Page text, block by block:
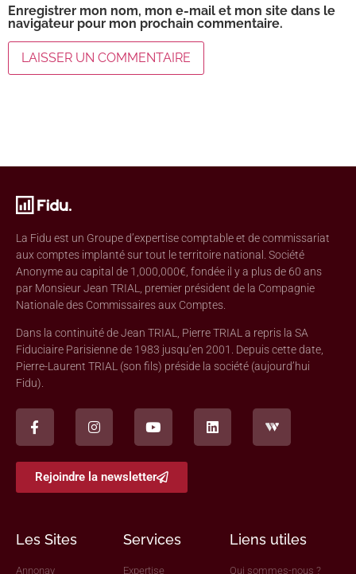
Enregistrer mon nom, mon e-mail et mon site dans le
navigateur pour mon prochain commentaire.
La Fidu est un Groupe d’expertise comptable et de commissariat
aux comptes implanté sur tout le territoire national. Société
Anonyme au capital de 1,000,000€, fondée il y a plus de 60 ans
par Monsieur Jean TRIAL, premier président de la Compagnie
Nationale des Commissaires aux Comptes.
Dans la continuité de Jean TRIAL, Pierre TRIAL a repris la SA
Fiduciaire Parisienne de 1983 jusqu’en 2001. Depuis cette date,
Pierre-Laurent TRIAL (son fils) préside la société (aujourd’hui
Fidu).
Rejoindre la newsletter
Les Sites
Annonay
Services
Expertise
Liens utiles
Qui sommes-nous ?